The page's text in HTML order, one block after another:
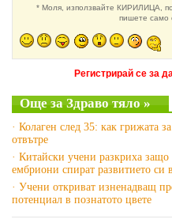
* Моля, използвайте КИРИЛИЦА,
пишете само
Регистрирай се за
Още за Здраво тяло »
· Колаген след 35: как грижата
отвътре
· Китайски учени разкриха
ембриони спират развитието си
· Учени откриват изненадващ
потенциал в познатото цвете